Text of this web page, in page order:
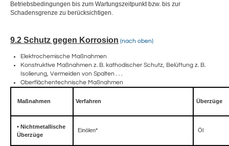
Betriebsbedingungen bis zum Wartungszeitpunkt bzw. bis zur
Schadensgrenze zu berücksichtigen.
9.2 Schutz gegen Korrosion (nach oben)
Elektrochemische Maßnahmen
Konstruktive Maßnahmen z. B. kathodischer Schutz, Belüftung z. B.
Isolierung, Vermeiden von Spalten . . .
Oberflächentechnische Maßnahmen
Maßnahmen Verfahren Überzüge
• Nichtmetallische
Überzüge
Einölen* Öl